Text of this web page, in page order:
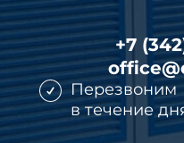
+7
Перезвоним
в течение